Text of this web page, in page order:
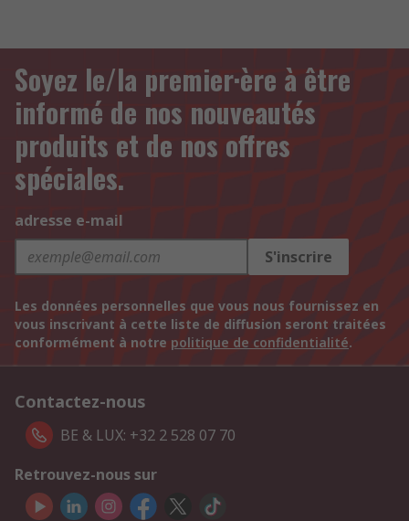
Soyez le/la premier·ère à être
informé de nos nouveautés
produits et de nos offres
spéciales.
adresse e-mail
S'inscrire
Les données personnelles que vous nous fournissez en
vous inscrivant à cette liste de diffusion seront traitées
conformément à notre politique de confidentialité.
Contactez-nous
BE & LUX: +32 2 528 07 70
Retrouvez-nous sur